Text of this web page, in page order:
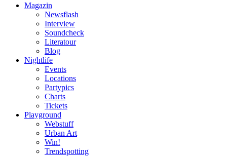
Magazin
Newsflash
Interview
Soundcheck
Literatour
Blog
Nightlife
Events
Locations
Partypics
Charts
Tickets
Playground
Webstuff
Urban Art
Win!
Trendspotting